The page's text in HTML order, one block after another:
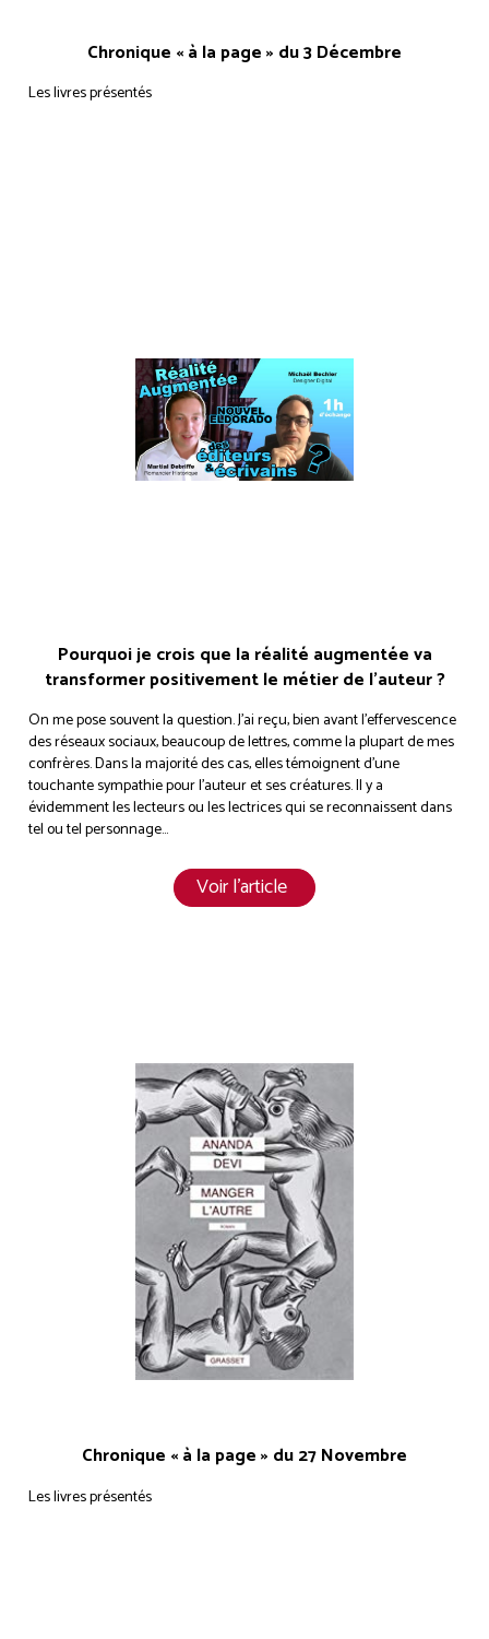
Chronique « à la page » du 3 Décembre
Les livres présentés
Pourquoi je crois que la réalité augmentée va
transformer positivement le métier de l’auteur ?
On me pose souvent la question. J’ai reçu, bien avant l’effervescence
des réseaux sociaux, beaucoup de lettres, comme la plupart de mes
confrères. Dans la majorité des cas, elles témoignent d’une
touchante sympathie pour l’auteur et ses créatures. Il y a
évidemment les lecteurs ou les lectrices qui se reconnaissent dans
tel ou tel personnage…
Voir l’article
Chronique « à la page » du 27 Novembre
Les livres présentés